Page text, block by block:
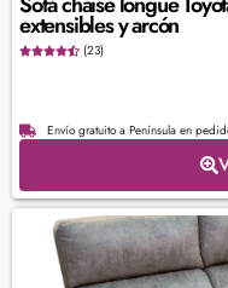
extensibles y arcón
(23)
Envío gratuito a Península en